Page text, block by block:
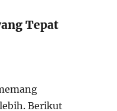
Tepat
Berikut